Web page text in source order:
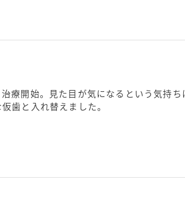
療開始。見た目が気になるという気持ち
歯と入れ替えました。